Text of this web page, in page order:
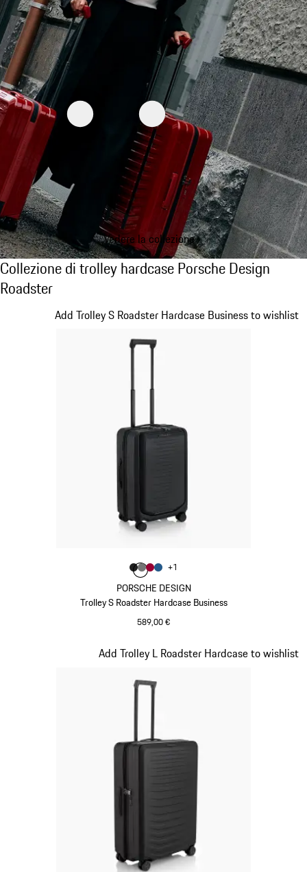
Vedere la collezione
Collezione di trolley hardcase Porsche
Collezione di trolley hardcase Porsche Design
Roadster
PORSCHE DESIGN
Trolley S Roadster Hardcase Business
589,00 €
Add Trolley S Roadster Hardcase Business to wishlist
Diapositiva 1 di 20
Colore
ColoreNero Opaco
Colore Grigio Nardo
Colore
Colore
+1
Add Trolley L Roadster Hardcase to wishlist